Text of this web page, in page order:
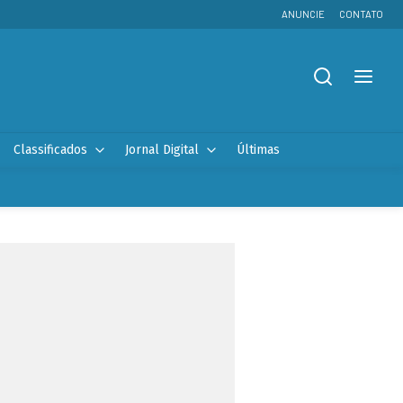
ANUNCIE CONTATO
Classificados Jornal Digital Últimas